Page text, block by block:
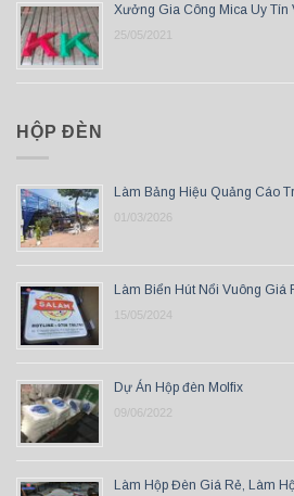
Xưởng Gia Công Mica Uy Tín
25/05/2021
HỘP ĐÈN
Làm Bảng Hiệu Quảng Cáo
01/03/2026
Làm Biển Hút Nổi Vuông Giá
15/05/2024
Dự Án Hộp đèn Molfix
09/06/2022
Làm Hộp Đèn Giá Rẻ, Làm